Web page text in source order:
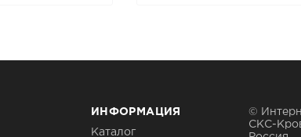
ИНФОРМАЦИЯ
Каталог
©
СКС-